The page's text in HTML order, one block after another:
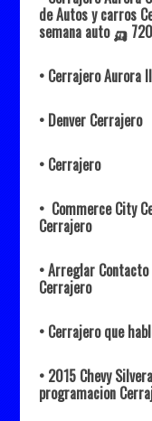
de Autos y carros
semana auto 🛺
• Cerrajero Aurora
• Denver Cerrajero
• Cerrajero
• Commerce City
Cerrajero
• Arreglar
Cerrajero
• Cerrajero que
• 2015 Chevy
programacion